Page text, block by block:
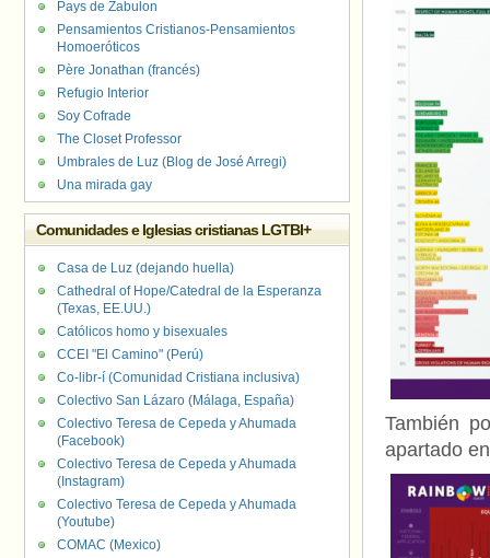
También
apartado
Pays de Zabulon
Pensamientos Cristianos-Pensamientos
Homoeróticos
Père Jonathan (francés)
Refugio Interior
Soy Cofrade
The Closet Professor
Umbrales de Luz (Blog de José Arregi)
Una mirada gay
Comunidades e Iglesias cristianas LGTBI+
Casa de Luz (dejando huella)
Cathedral of Hope/Catedral de la Esperanza
(Texas, EE.UU.)
Católicos homo y bisexuales
CCEI "El Camino" (Perú)
Co-libr-í (Comunidad Cristiana inclusiva)
Colectivo San Lázaro (Málaga, España)
Colectivo Teresa de Cepeda y Ahumada
(Facebook)
Colectivo Teresa de Cepeda y Ahumada
(Instagram)
Colectivo Teresa de Cepeda y Ahumada
(Youtube)
COMAC (Mexico)